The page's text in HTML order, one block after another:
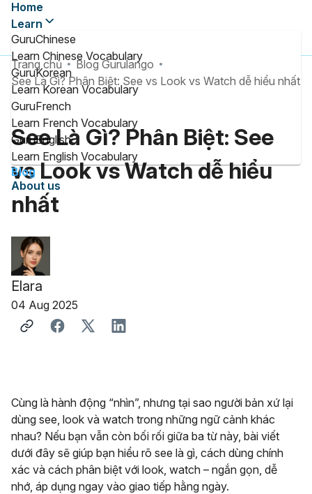
Home
Learn
GuruChinese
Learn Chinese Vocabulary
GuruKorean
Learn Korean Vocabulary
GuruFrench
Learn French Vocabulary
GuruEnglish
Learn English Vocabulary
Blog
About us
Trang chủ
Blog Gurulango
See Là Gì? Phân Biệt: See vs Look vs Watch dễ hiểu nhất
See Là Gì? Phân Biệt: See
vs Look vs Watch dễ hiểu
nhất
Elara
04 Aug 2025
Cùng là hành động “nhìn”, nhưng tại sao người bản xứ lại
dùng see, look và watch trong những ngữ cảnh khác
nhau? Nếu bạn vẫn còn bối rối giữa ba từ này, bài viết
dưới đây sẽ giúp bạn hiểu rõ see là gì, cách dùng chính
xác và cách phân biệt với look, watch – ngắn gọn, dễ
nhớ, áp dụng ngay vào giao tiếp hằng ngày.